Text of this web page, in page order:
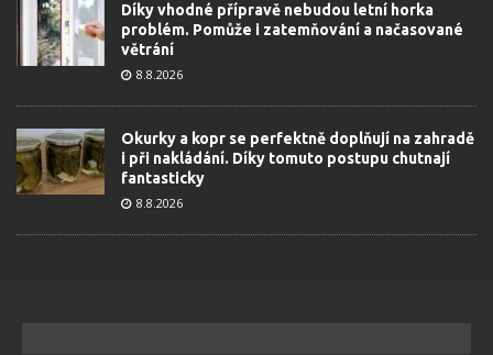
Díky vhodné přípravě nebudou letní horka
problém. Pomůže i zatemňování a načasované
větrání
8.8.2026
Okurky a kopr se perfektně doplňují na zahradě
i při nakládání. Díky tomuto postupu chutnají
fantasticky
8.8.2026